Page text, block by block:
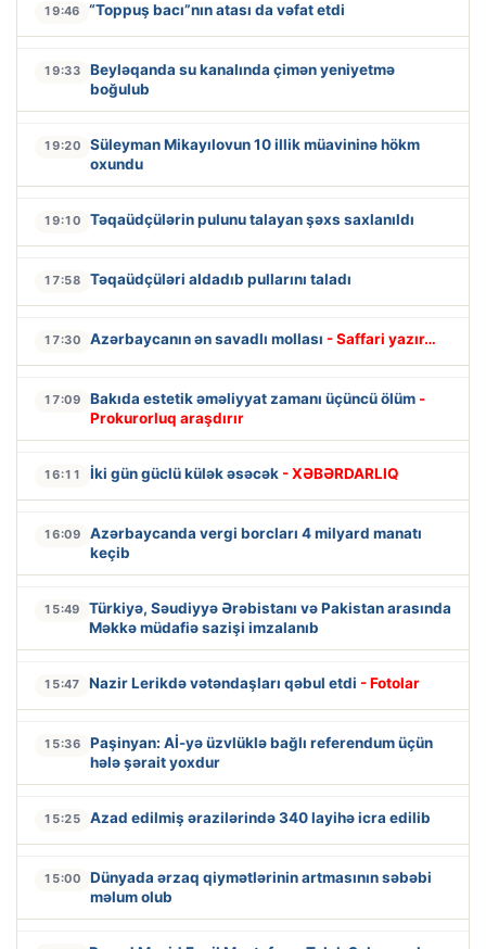
19:46 “Toppuş bacı”nın atası da vəfat etdi
19:33
Beyləqanda su kanalında çimən yeniyetmə
boğulub
19:20
Süleyman Mikayılovun 10 illik müavininə hökm
oxundu
19:10 Təqaüdçülərin pulunu talayan şəxs saxlanıldı
17:58 Təqaüdçüləri aldadıb pullarını taladı
17:30 Azərbaycanın ən savadlı mollası - Saffari yazır…
17:09 Bakıda estetik əməliyyat zamanı üçüncü ölüm -
Prokurorluq araşdırır
16:11 İki gün güclü külək əsəcək - XƏBƏRDARLIQ
16:09
Azərbaycanda vergi borcları 4 milyard manatı
keçib
15:49
Türkiyə, Səudiyyə Ərəbistanı və Pakistan arasında
Məkkə müdafiə sazişi imzalanıb
15:47 Nazir Lerikdə vətəndaşları qəbul etdi - Fotolar
15:36
Paşinyan: Aİ-yə üzvlüklə bağlı referendum üçün
hələ şərait yoxdur
15:25 Azad edilmiş ərazilərində 340 layihə icra edilib
15:00
Dünyada ərzaq qiymətlərinin artmasının səbəbi
məlum olub